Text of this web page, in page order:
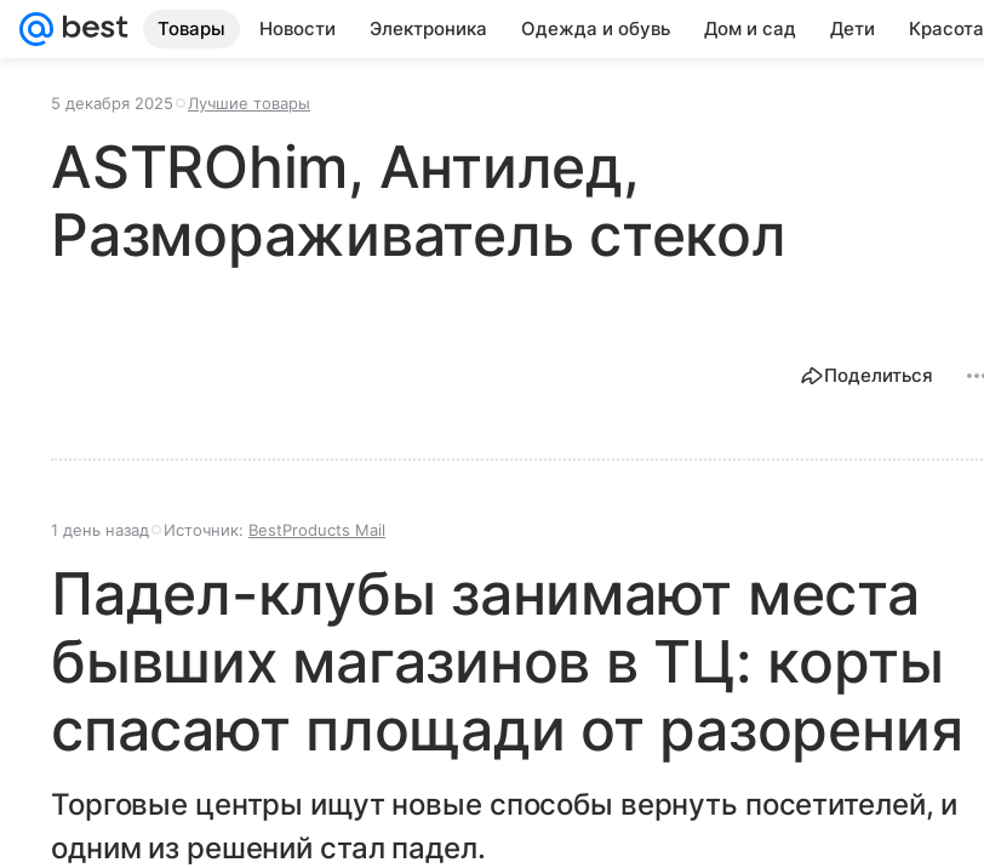
Товары Новости Электроника Одежда и обувь Дом и сад Дети Красота
5 декабря 2025 Лучшие товары
ASTROhim, Антилед,
Размораживатель стекол
Поделиться
1 день назад Источник: BestProducts Mail
Падел-клубы занимают места
бывших магазинов в ТЦ: корты
спасают площади от разорения
Торговые центры ищут новые способы вернуть посетителей, и
одним из решений стал падел.